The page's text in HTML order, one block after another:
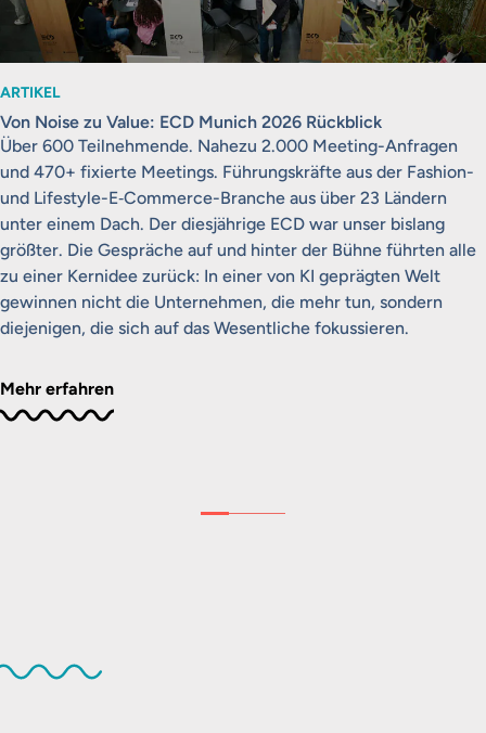
ARTIKEL
Von Noise zu Value: ECD Munich 2026 Rückblick
Über 600 Teilnehmende. Nahezu 2.000 Meeting-Anfragen
und 470+ fixierte Meetings. Führungskräfte aus der Fashion-
und Lifestyle-E‑Commerce-Branche aus über 23 Ländern
unter einem Dach. Der diesjährige ECD war unser bislang
größter. Die Gespräche auf und hinter der Bühne führten alle
zu einer Kernidee zurück: In einer von KI geprägten Welt
gewinnen nicht die Unternehmen, die mehr tun, sondern
diejenigen, die sich auf das Wesentliche fokussieren.
Mehr erfahren